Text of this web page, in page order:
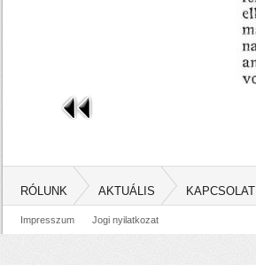
RÓLUNK AKTUÁLIS KAPCSOLAT
Impresszum Jogi nyilatkozat